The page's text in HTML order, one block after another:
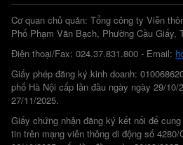
Cơ quan chủ quản: Tổng công ty Viễn
Phố Phạm Văn Bạch, Phường Cầu Giấy,
Điện thoại/Fax: 024.37.831.800 - Email:
Giấy phép đăng ký kinh doanh:
phố Hà Nội cấp lần đầu ngày ngày 29/
27/11/2025.
Giấy chứng nhận đăng ký kết nối để
tin trên mạng viễn thông di động số 4280/